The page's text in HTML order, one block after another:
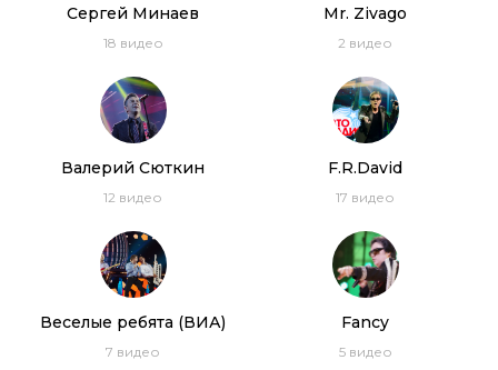
Сергей Минаев
18 видео
Mr. Zivago
2 видео
Валерий Сюткин
12 видео
F.R.David
17 видео
Веселые ребята (ВИА)
7 видео
Fancy
5видео